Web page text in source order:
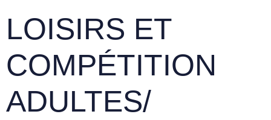
LOISIRS ET
COMPÉTITION
ADULTES/